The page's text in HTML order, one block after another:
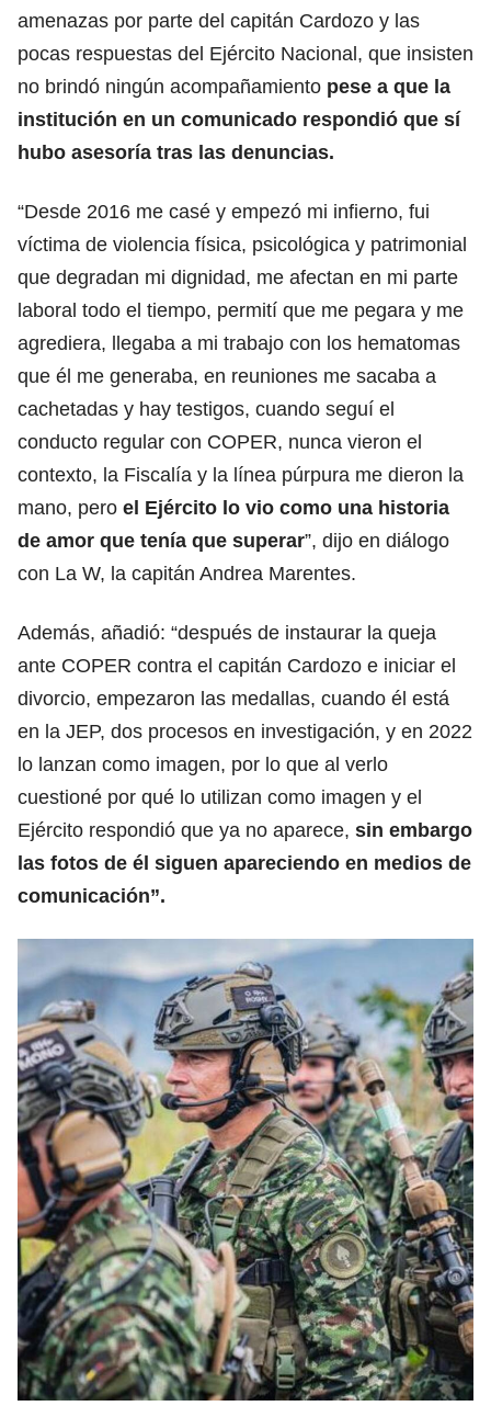
amenazas por parte del capitán Cardozo y las
pocas respuestas del Ejército Nacional, que insisten
no brindó ningún acompañamiento pese a que la
institución en un comunicado respondió que sí
hubo asesoría tras las denuncias.
“Desde 2016 me casé y empezó mi infierno, fui
víctima de violencia física, psicológica y patrimonial
que degradan mi dignidad, me afectan en mi parte
laboral todo el tiempo, permití que me pegara y me
agrediera, llegaba a mi trabajo con los hematomas
que él me generaba, en reuniones me sacaba a
cachetadas y hay testigos, cuando seguí el
conducto regular con COPER, nunca vieron el
contexto, la Fiscalía y la línea púrpura me dieron la
mano, pero el Ejército lo vio como una historia
de amor que tenía que superar”, dijo en diálogo
con La W, la capitán Andrea Marentes.
Además, añadió: “después de instaurar la queja
ante COPER contra el capitán Cardozo e iniciar el
divorcio, empezaron las medallas, cuando él está
en la JEP, dos procesos en investigación, y en 2022
lo lanzan como imagen, por lo que al verlo
cuestioné por qué lo utilizan como imagen y el
Ejército respondió que ya no aparece, sin embargo
las fotos de él siguen apareciendo en medios de
comunicación”.